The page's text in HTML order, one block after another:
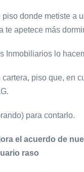
piso donde metiste a
te apetece más
Inmobiliarios lo
cartera, piso que, en
para contarlo.
el acuerdo de
raso